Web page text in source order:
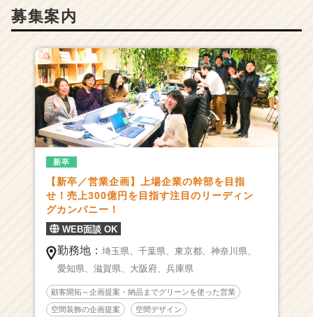
売
上
3
0
0
億
規
模
を
指
す
グ
リ
ー
ン
ビ
ネ
ス
募集案内
新卒
【新卒／営業企画】上場企業の幹部を目指
せ！売上300億円を目指す注目のリーディン
グカンパニー！
WEB面談 OK
勤務地： 埼玉県、 千葉県、 東京都、 神奈川県、
愛知県、 滋賀県、 大阪府、 兵庫県
顧客開拓～企画提案・納品までグリーンを使った営業
空間装飾の企画提案 空間デザイン